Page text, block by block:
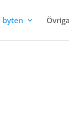
byten